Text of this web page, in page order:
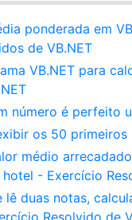
ponderada em
de VB.NET
VB.NET para
número é perfeito
os 50 primeiros
médio
- Exercício
lê duas notas,
Resolvido de